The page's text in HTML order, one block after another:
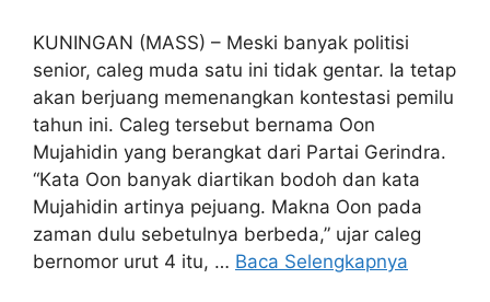
KUNINGAN (MASS) – Meski banyak politisi
senior, caleg muda satu ini tidak gentar. Ia tetap
akan berjuang memenangkan kontestasi pemilu
tahun ini. Caleg tersebut bernama Oon
Mujahidin yang berangkat dari Partai Gerindra.
“Kata Oon banyak diartikan bodoh dan kata
Mujahidin artinya pejuang. Makna Oon pada
zaman dulu sebetulnya berbeda,” ujar caleg
bernomor urut 4 itu, … Baca Selengkapnya